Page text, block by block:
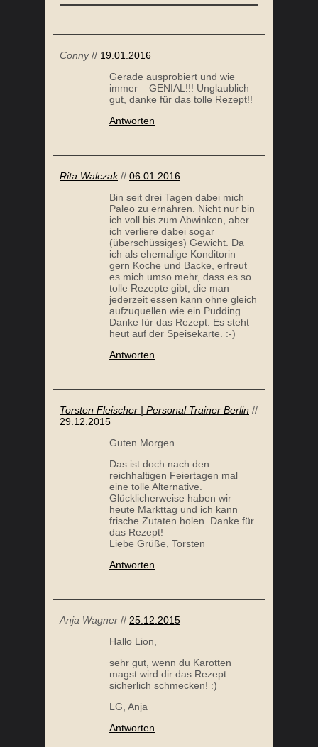
Conny// 19.01.2016
Gerade ausprobiert und wie
immer – GENIAL!!! Unglaublich
gut, danke für das tolle Rezept!!
Antworten
Rita Walczak// 06.01.2016
Bin seit drei Tagen dabei mich
Paleo zu ernähren. Nicht nur bin
ich voll bis zum Abwinken, aber
ich verliere dabei sogar
(überschüssiges) Gewicht. Da
ich als ehemalige Konditorin
gern Koche und Backe, erfreut
es mich umso mehr, dass es so
tolle Rezepte gibt, die man
jederzeit essen kann ohne gleich
aufzuquellen wie ein Pudding…
Danke für das Rezept. Es steht
heut auf der Speisekarte. :-)
Antworten
Torsten Fleischer | Personal Trainer Berlin //
29.12.2015
Guten Morgen.
Das ist doch nach den
reichhaltigen Feiertagen mal
eine tolle Alternative.
Glücklicherweise haben wir
heute Markttag und ich kann
frische Zutaten holen. Danke für
das Rezept!
Liebe Grüße, Torsten
Antworten
Anja Wagner // 25.12.2015
Hallo Lion,
sehr gut, wenn du Karotten
magst wird dir das Rezept
sicherlich schmecken! :)
LG, Anja
Antworten